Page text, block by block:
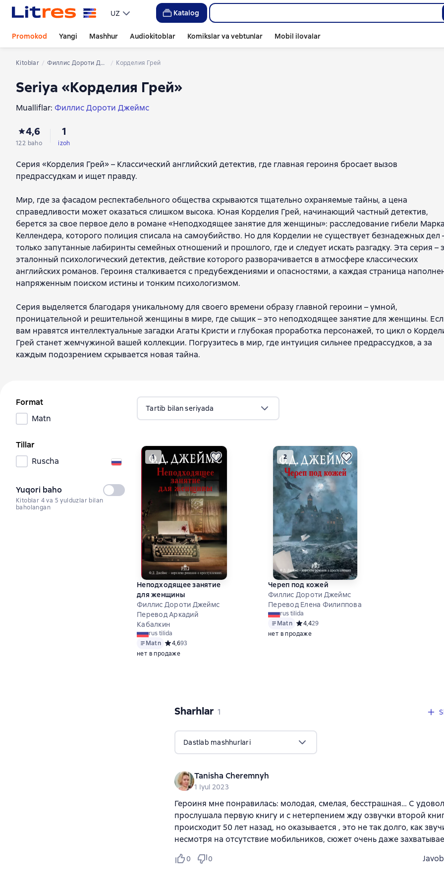
UZ Katalog
Promokod Yangi Mashhur Audiokitoblar Komikslar va vebtunlar Mobil ilovalar
Kitoblar Филлис Дороти Джеймс Корделия Грей
Seriya «Корделия Грей»
Mualliflar: Филлис Дороти Джеймс
4,6
122 baho
1
izoh
Серия «Корделия Грей» – Классический английский детектив, где главная героиня бросает вызов
предрассудкам и ищет правду.
Мир, где за фасадом респектабельного общества скрываются тщательно охраняемые тайны, а цена
справедливости может оказаться слишком высока. Юная Корделия Грей, начинающий частный детектив,
берется за свое первое дело в романе «Неподходящее занятие для женщины»: расследование гибели Марка
Келлендера, которого полиция списала на самоубийство. Но для Корделии не существует безнадежных дел
только запутанные лабиринты семейных отношений и прошлого, где и следует искать разгадку. Эта серия –
эталонный психологический детектив, действие которого разворачивается в атмосфере классических
английских романов. Героиня сталкивается с предубеждениями и опасностями, а каждая страница
напряженным поиском истины и тонким психологизмом.
Серия выделяется благодаря уникальному для своего времени образу главной героини – умной,
проницательной и решительной женщины в мире, где сыщик – это неподходящее занятие для женщины.
вам нравятся интеллектуальные загадки Агаты Кристи и глубокая проработка персонажей, то цикл о
Грей станет жемчужиной вашей коллекции. Погрузитесь в мир, где интуиция сильнее предрассудков, а за
каждым подозрением скрывается новая тайна.
Format
Matn
Tillar
Ruscha
Yuqori baho Tanlanmagan
Kitoblar 4 va 5 yulduzlar bilan
baholangan
Tartib bilan seriyada
1
Неподходящее занятие
для женщины
Филлис Дороти Джеймс
Перевод Аркадий
Кабалкин
rus tilida
Matn Средний рейтинг 4,6 на основе 93 оценок
4,693
нет в продаже
2
Череп под кожей
Филлис Дороти Джеймс
Перевод Елена Филиппова
rus tilida
Matn Средний рейтинг 4,4 на основе 29 оценок
4,429
нет в продаже
Sharhlar 1 sharh
1
Dastlab mashhurlari
Tanisha Cheremnyh
1 Iyul 2023
Героиня мне понравилась: молодая, смелая, бесстрашная… С
прослушала первую книгу и с нетерпением жду озвучки второй
происходит 50 лет назад, но оказывается , это не так долго, как
несмотря на отсутствие мобильников, сюжет очень даже
0 0